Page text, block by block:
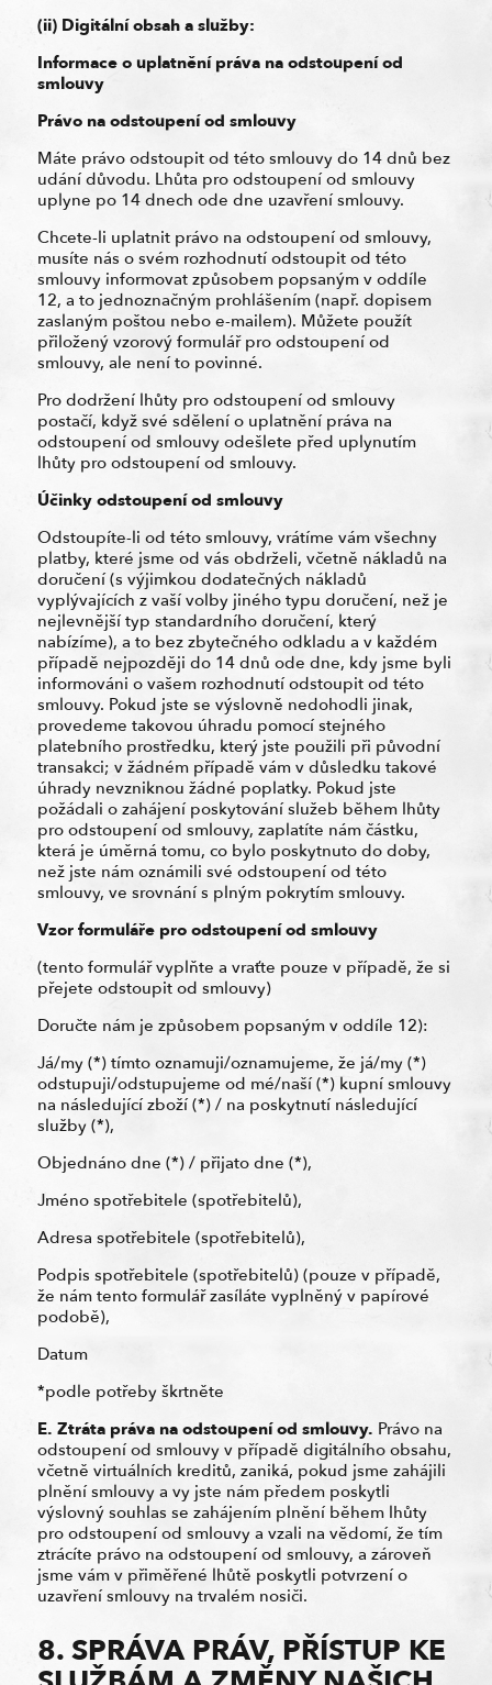
(ii) Digitální obsah a služby:
Informace o uplatnění práva na odstoupení od
smlouvy
Právo na odstoupení od smlouvy
Máte právo odstoupit od této smlouvy do 14 dnů bez
udání důvodu. Lhůta pro odstoupení od smlouvy
uplyne po 14 dnech ode dne uzavření smlouvy.
Chcete-li uplatnit právo na odstoupení od smlouvy,
musíte nás o svém rozhodnutí odstoupit od této
smlouvy informovat způsobem popsaným v oddíle
12, a to jednoznačným prohlášením (např. dopisem
zaslaným poštou nebo e-mailem). Můžete použít
přiložený vzorový formulář pro odstoupení od
smlouvy, ale není to povinné.
Pro dodržení lhůty pro odstoupení od smlouvy
postačí, když své sdělení o uplatnění práva na
odstoupení od smlouvy odešlete před uplynutím
lhůty pro odstoupení od smlouvy.
Účinky odstoupení od smlouvy
Odstoupíte-li od této smlouvy, vrátíme vám všechny
platby, které jsme od vás obdrželi, včetně nákladů na
doručení (s výjimkou dodatečných nákladů
vyplývajících z vaší volby jiného typu doručení, než je
nejlevnější typ standardního doručení, který
nabízíme), a to bez zbytečného odkladu a v každém
případě nejpozději do 14 dnů ode dne, kdy jsme byli
informováni o vašem rozhodnutí odstoupit od této
smlouvy. Pokud jste se výslovně nedohodli jinak,
provedeme takovou úhradu pomocí stejného
platebního prostředku, který jste použili při původní
transakci; v žádném případě vám v důsledku takové
úhrady nevzniknou žádné poplatky. Pokud jste
požádali o zahájení poskytování služeb během lhůty
pro odstoupení od smlouvy, zaplatíte nám částku,
která je úměrná tomu, co bylo poskytnuto do doby,
než jste nám oznámili své odstoupení od této
smlouvy, ve srovnání s plným pokrytím smlouvy.
Vzor formuláře pro odstoupení od smlouvy
(tento formulář vyplňte a vraťte pouze v případě, že si
přejete odstoupit od smlouvy)
Doručte nám je způsobem popsaným v oddíle 12):
Já/my (*) tímto oznamuji/oznamujeme, že já/my (*)
odstupuji/odstupujeme od mé/naší (*) kupní smlouvy
na následující zboží (*) / na poskytnutí následující
služby (*),
Objednáno dne (*) / přijato dne (*),
Jméno spotřebitele (spotřebitelů),
Adresa spotřebitele (spotřebitelů),
Podpis spotřebitele (spotřebitelů) (pouze v případě,
že nám tento formulář zasíláte vyplněný v papírové
podobě),
Datum
*podle potřeby škrtněte
E. Ztráta práva na odstoupení od smlouvy. Právo na
odstoupení od smlouvy v případě digitálního obsahu,
včetně virtuálních kreditů, zaniká, pokud jsme zahájili
plnění smlouvy a vy jste nám předem poskytli
výslovný souhlas se zahájením plnění během lhůty
pro odstoupení od smlouvy a vzali na vědomí, že tím
ztrácíte právo na odstoupení od smlouvy, a zároveň
jsme vám v přiměřené lhůtě poskytli potvrzení o
uzavření smlouvy na trvalém nosiči.
8. SPRÁVA PRÁV, PŘÍSTUP KE